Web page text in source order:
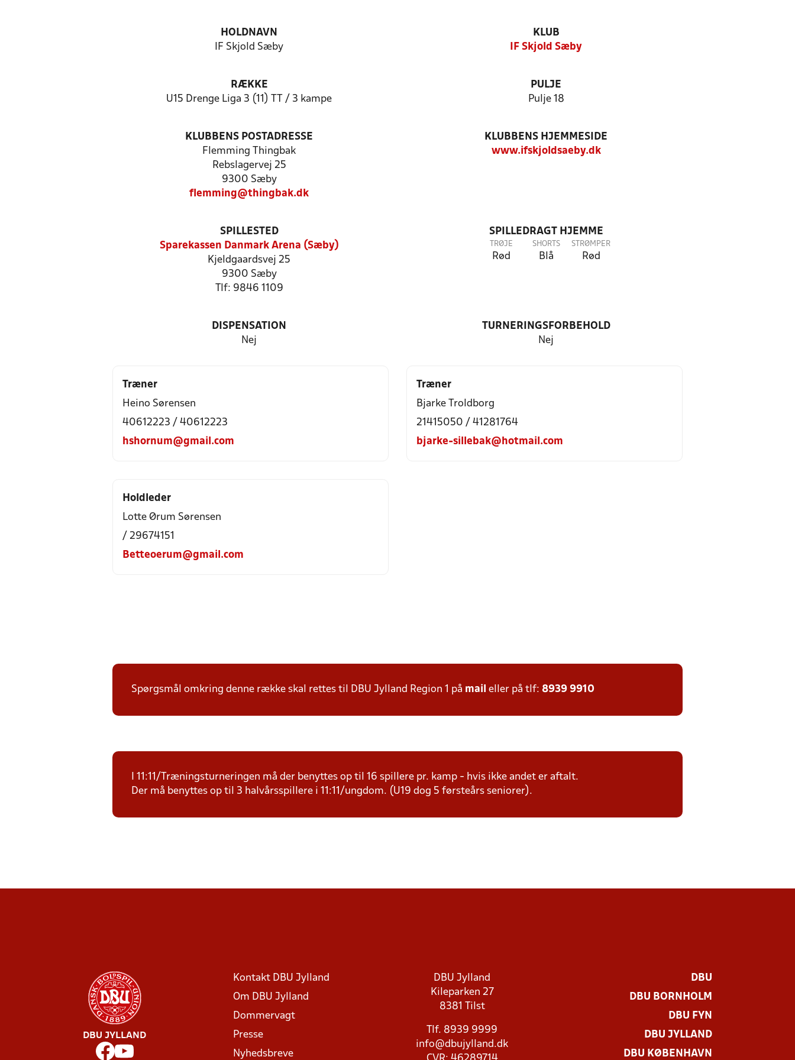
HOLDNAVN
IF Skjold Sæby
KLUB
IF Skjold Sæby
RÆKKE
U15 Drenge Liga 3 (11) TT / 3 kampe
PULJE
Pulje 18
KLUBBENS POSTADRESSE
Flemming Thingbak
Rebslagervej 25
9300 Sæby
flemming@thingbak.dk
KLUBBENS HJEMMESIDE
www.ifskjoldsaeby.dk
SPILLESTED
Sparekassen Danmark Arena (Sæby)
Kjeldgaardsvej 25
9300 Sæby
Tlf: 9846 1109
SPILLEDRAGT HJEMME
TRØJE
Rød
SHORTS
Blå
STRØMPER
Rød
DISPENSATION
Nej
TURNERINGSFORBEHOLD
Nej
Træner
Heino Sørensen
40612223 / 40612223
hshornum@gmail.com
Træner
Bjarke Troldborg
21415050 / 41281764
bjarke-sillebak@hotmail.com
Holdleder
Lotte Ørum Sørensen
/ 29674151
Betteoerum@gmail.com
Spørgsmål omkring denne række skal rettes til DBU Jylland Region 1 på mail eller på tlf: 8939 9910
I 11:11/Træningsturneringen må der benyttes op til 16 spillere pr. kamp - hvis ikke andet er aftalt.
Der må benyttes op til 3 halvårsspillere i 11:11/ungdom. (U19 dog 5 førsteårs seniorer).
DBU JYLLAND
Kontakt DBU Jylland
Om DBU Jylland
Dommervagt
Presse
Nyhedsbreve
DBU Jylland
Kileparken 27
8381 Tilst
Tlf. 8939 9999
info@dbujylland.dk
DBU
DBU BORNHOLM
DBU FYN
DBU JYLLAND
DBU KØBENHAVN